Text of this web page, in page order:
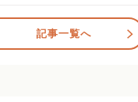
記事一覧へ